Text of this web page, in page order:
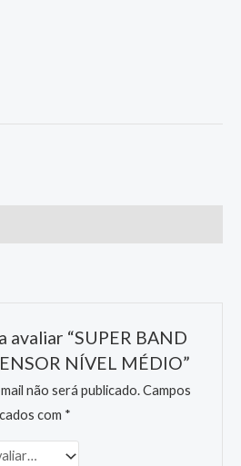
avaliar “SUPER BAND
NÍVEL MÉDIO”
não será publicado.Campos
com *